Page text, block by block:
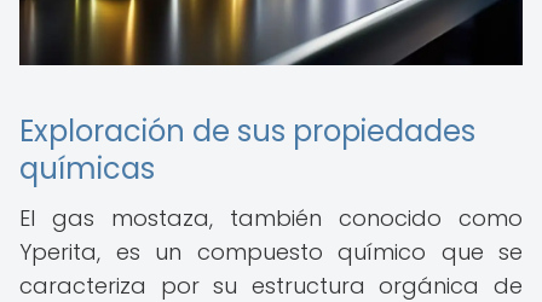
Exploración de sus propiedades
químicas
El gas mostaza, también conocido como
Yperita, es un compuesto químico que se
caracteriza por su estructura orgánica de